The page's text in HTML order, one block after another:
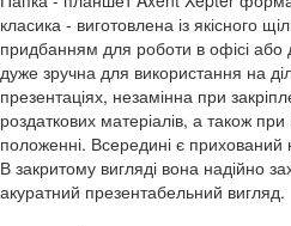
класика - виготовлена із якісного
придбанням для роботи в офісі або
дуже зручна для використання на
презентаціях, незамінна при
роздаткових матеріалів, а також
положенні. Всередині є прихований
В закритому вигляді вона надійно
акуратний презентабельний вигляд.